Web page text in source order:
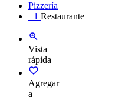
Pizzería
+1 Restaurante
Vista
rápida
Agregar
a